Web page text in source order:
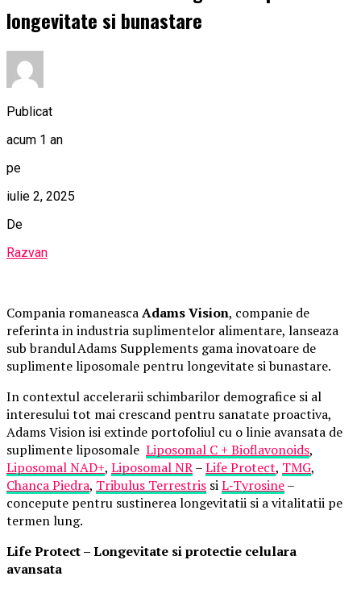
longevitate si bunastare
Publicat
acum 1 an
pe
iulie 2, 2025
De
Razvan
Compania romaneascaAdams Vision, companie de
referinta in industria suplimentelor alimentare, lanseaza
sub brandul Adams Supplements gama inovatoare de
suplimente liposomale pentru longevitate si bunastare.
In contextul accelerarii schimbarilor demografice si al
interesului tot mai crescand pentru sanatate proactiva,
Adams Vision isi extinde portofoliul cu o linie avansata de
suplimente liposomale Liposomal C + Bioflavonoids,
Liposomal NAD+, Liposomal NR–Life Protect, TMG,
Chanca Piedra, Tribulus Terrestris siL‑Tyrosine–
concepute pentru sustinerea longevitatii si a vitalitatii pe
termen lung.
Life Protect – Longevitate si protectie celulara
avansata